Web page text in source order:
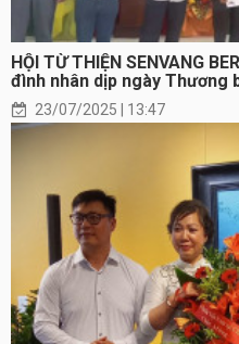
HỘI TỪ THIỆN SENVANG
đình nhân dịp ngày Thương
23/07/2025 | 13:47